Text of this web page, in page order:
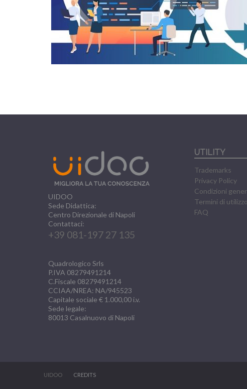
UIDOO
Sede Didattica:
Centro Direzionale di Napoli
Contattaci:
+39 081-197 27 135
Quadrologico Srls
P.IVA 08279491214
C.Fiscale 08279491214
CCIAA/NREA: NA/945523
Capitale sociale € 1.000,00 i.v.
Sede legale:
80013 Casalnuovo di Napoli
UTILITY
Trademarks
Privacy Policy
Condizioni
Termini di utilizzo
FAQ
UIDOO CREDITS